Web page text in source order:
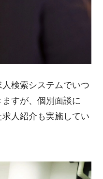
検索システムでいつ
すが、個別面談に
人紹介も実施してい